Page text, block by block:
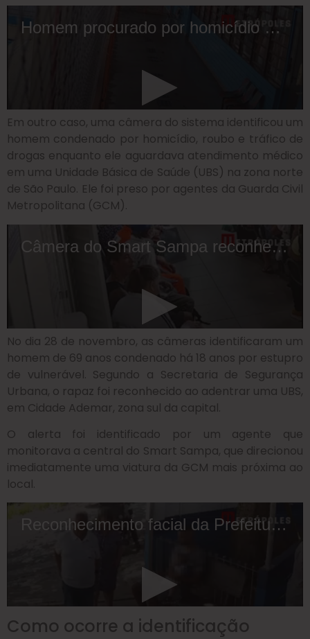
Em outro caso, uma câmera do sistema identificou um
homem condenado por homicídio, roubo e tráfico de
drogas enquanto ele aguardava atendimento médico
em uma Unidade Básica de Saúde (UBS) na zona norte
de São Paulo. Ele foi preso por agentes da Guarda Civil
Metropolitana (GCM).
No dia 28 de novembro, as câmeras identificaram um
homem de 69 anos condenado há 18 anos por estupro
de vulnerável. Segundo a Secretaria de Segurança
Urbana, o rapaz foi reconhecido ao adentrar uma UBS,
em Cidade Ademar, zona sul da capital.
O alerta foi identificado por um agente que
monitorava a central do Smart Sampa, que direcionou
imediatamente uma viatura da GCM mais próxima ao
local.
Como ocorre a identificação